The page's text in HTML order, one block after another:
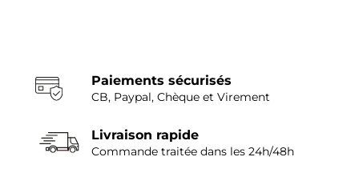
Paiements sécurisés
CB, Paypal, Chèque et Virement
Livraison rapide
Commande traitée dans les 24h/48h